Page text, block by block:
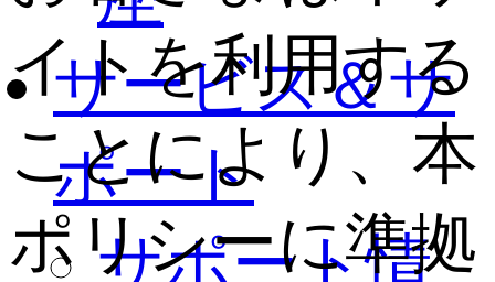
サービス＆サ
ポート
サポート情
イトを利用する
ことにより、本
ポリシーに準拠